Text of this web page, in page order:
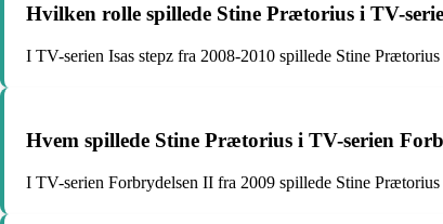
Hvilken rolle spillede Stine Prætorius i TV-
I TV-serien Isas stepz fra 2008-2010 spillede Stine
Hvem spillede Stine Prætorius i TV-serien
I TV-serien Forbrydelsen II fra 2009 spillede Stine